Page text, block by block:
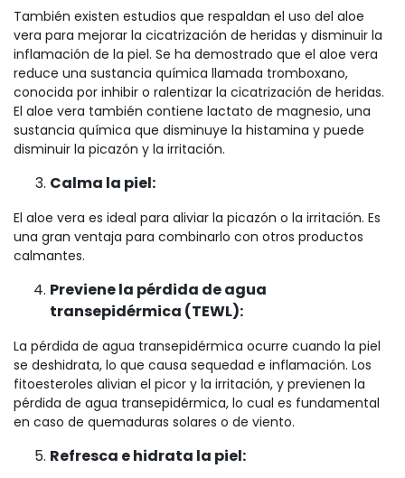
También existen estudios que respaldan el uso del aloe
vera para mejorar la cicatrización de heridas y disminuir la
inflamación de la piel. Se ha demostrado que el aloe vera
reduce una sustancia química llamada tromboxano,
conocida por inhibir o ralentizar la cicatrización de heridas.
El aloe vera también contiene lactato de magnesio, una
sustancia química que disminuye la histamina y puede
disminuir la picazón y la irritación.
Calma la piel:
El aloe vera es ideal para aliviar la picazón o la irritación. Es
una gran ventaja para combinarlo con otros productos
calmantes.
Previene la pérdida de agua
transepidérmica (TEWL):
La pérdida de agua transepidérmica ocurre cuando la piel
se deshidrata, lo que causa sequedad e inflamación. Los
fitoesteroles alivian el picor y la irritación, y previenen la
pérdida de agua transepidérmica, lo cual es fundamental
en caso de quemaduras solares o de viento.
Refresca e hidrata la piel: